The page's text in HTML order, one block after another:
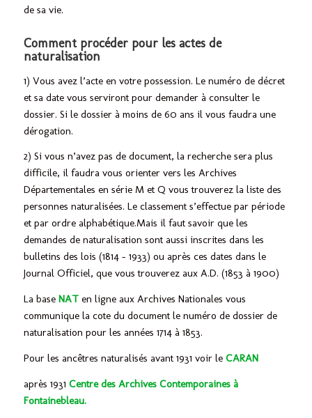
de sa vie.
Comment procéder pour les actes de
naturalisation
1) Vous avez l’acte en votre possession. Le numéro de décret
et sa date vous serviront pour demander à consulter le
dossier. Si le dossier à moins de 60 ans il vous faudra une
dérogation.
2) Si vous n’avez pas de document, la recherche sera plus
difficile, il faudra vous orienter vers les Archives
Départementales en série M et Q vous trouverez la liste des
personnes naturalisées. Le classement s’effectue par période
et par ordre alphabétique.Mais il faut savoir que les
demandes de naturalisation sont aussi inscrites dans les
bulletins des lois (1814 – 1933) ou après ces dates dans le
Journal Officiel, que vous trouverez aux A.D. (1853 à 1900)
La base NATen ligne aux Archives Nationales vous
communique la cote du document le numéro de dossier de
naturalisation pour les années 1714 à 1853.
Pour les ancêtres naturalisés avant 1931 voir le CARAN
après 1931 Centre des Archives Contemporaines à
Fontainebleau.